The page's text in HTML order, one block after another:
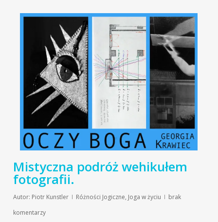
Mistyczna podróż wehikułem
fotografii.
Autor: Piotr Kunstler Różności Jogiczne, Joga w życiu
brak
komentarzy